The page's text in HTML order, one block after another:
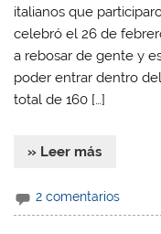
italianos que
celebró el 26 de
a rebosar de gente y
poder entrar dentro
total de 160 […]
» Leer más
2 comentarios